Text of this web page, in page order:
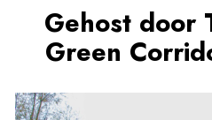
Gehost door
Green